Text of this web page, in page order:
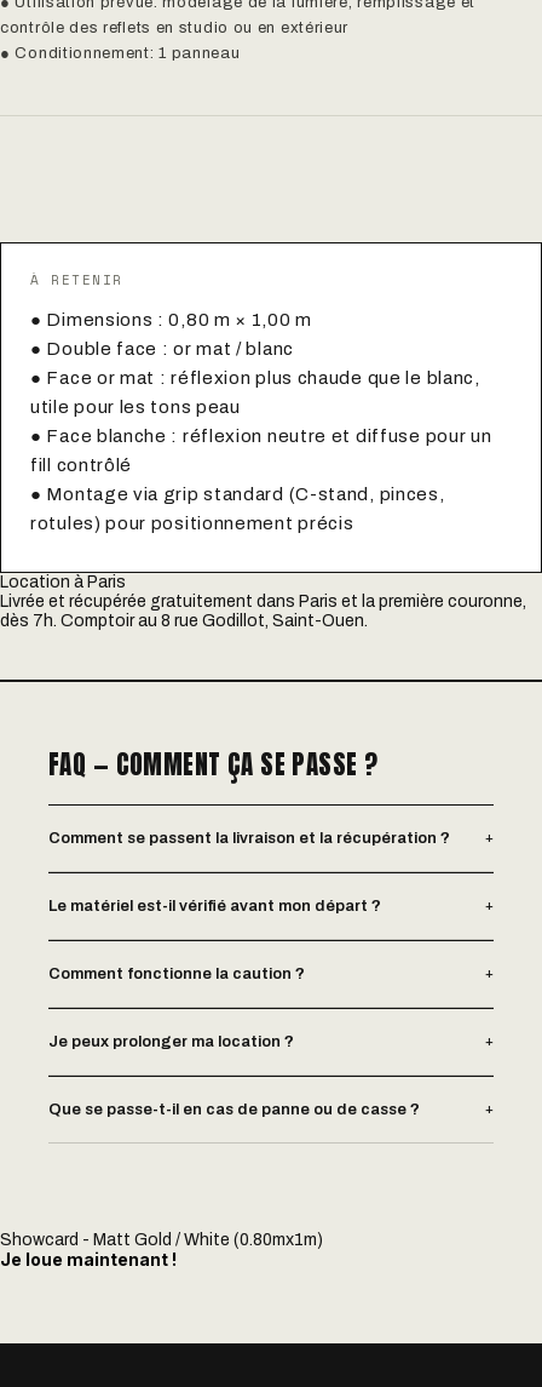
contrôle des reflets en studio ou en extérieur
● Conditionnement: 1 panneau
À RETENIR
● Dimensions : 0,80 m × 1,00 m
● Double face : or mat / blanc
● Face or mat : réflexion plus chaude que le blanc,
utile pour les tons peau
● Face blanche : réflexion neutre et diffuse pour un
fill contrôlé
● Montage via grip standard (C-stand, pinces,
rotules) pour positionnement précis
Location à Paris
Livrée et récupérée gratuitement dans Paris et la première couronne,
dès 7h. Comptoir au 8 rue Godillot, Saint-Ouen.
FAQ — COMMENT ÇA SE PASSE ?
Comment se passent la livraison et la récupération ? +
Le matériel est-il vérifié avant mon départ ? +
Comment fonctionne la caution ? +
Je peux prolonger ma location ? +
Que se passe-t-il en cas de panne ou de casse ? +
Showcard - Matt Gold / White (0.80mx1m)
Je loue maintenant !